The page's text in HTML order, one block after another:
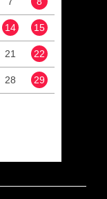
14 15
21 22
28 29